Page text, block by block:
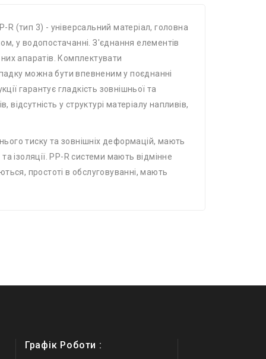
R (тип 3) - універсальний матеріал, головна
у водопостачанні. З'єднання елементів
апаратів. Комплектувати
можна бути впевненим у поєднанні
гарантує гладкість зовнішньої та
у структурі матеріалу напливів,
тиску та зовнішніх деформацій, мають
ізоляції. PP-R системи мають відмінне
простоті в обслуговуванні, мають
Графік Роботи :